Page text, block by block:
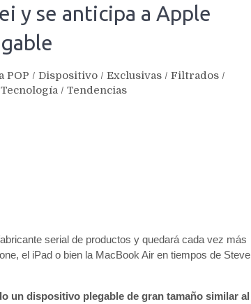
y se anticipa a Apple
POP / Dispositivo / Exclusivas / Filtrados /
Tecnología / Tendencias
serial de productos y quedará cada vez más
el iPad o bien la MacBook Air en tiempos de Steve
un dispositivo plegable de gran tamaño similar al